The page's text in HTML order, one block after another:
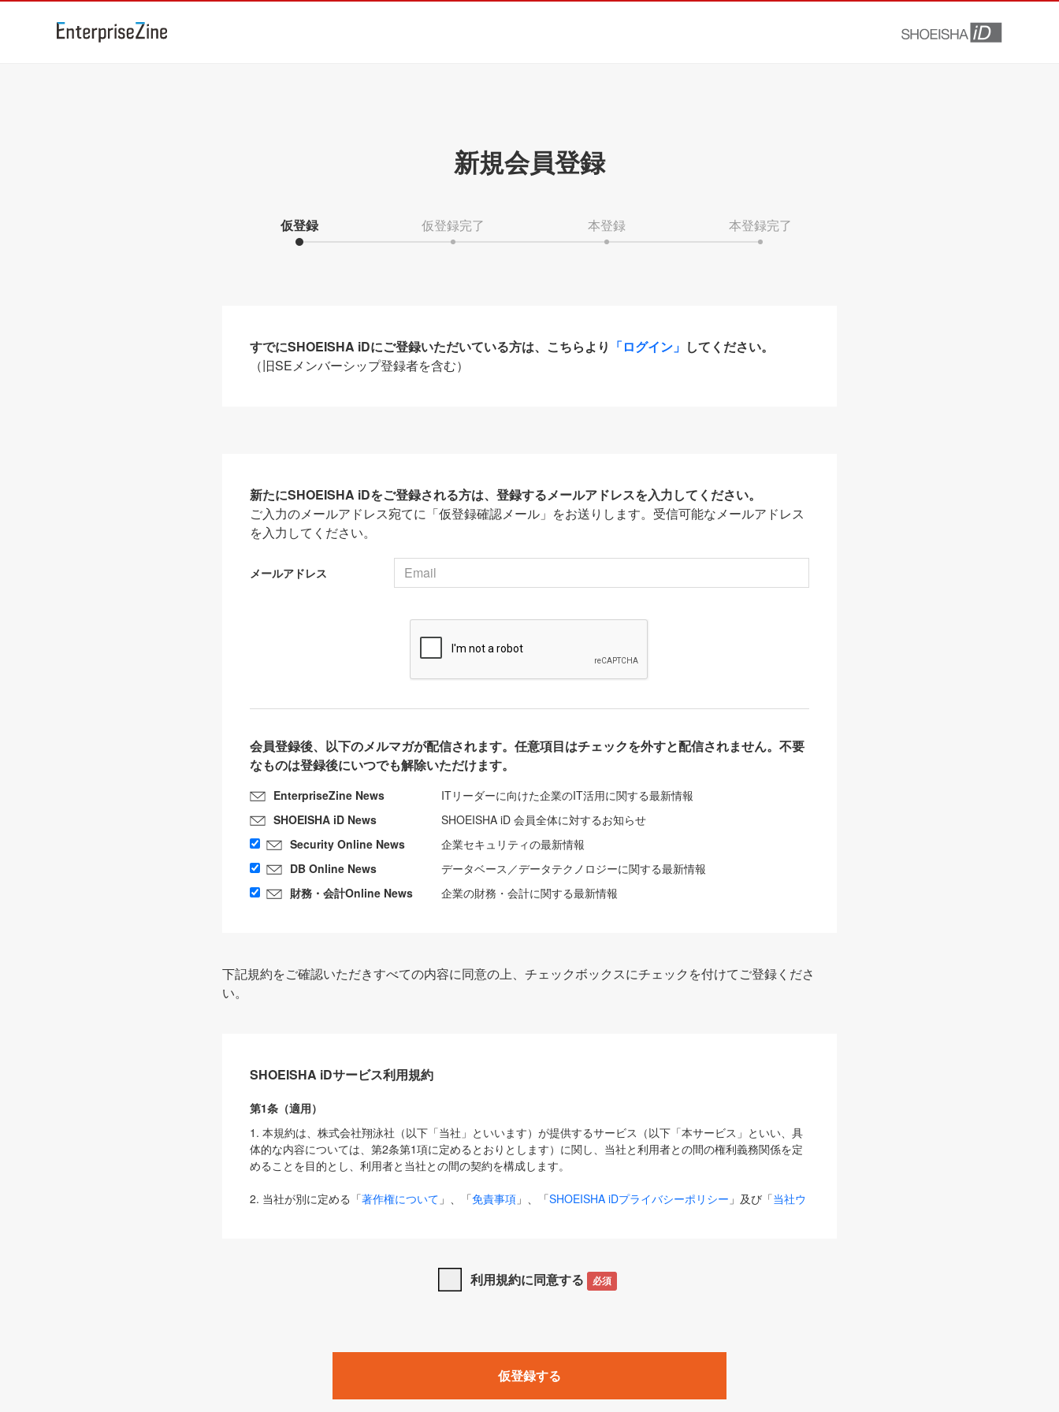
新規会員登録
仮登録 仮登録完了 本登録 本登録完了
すでにSHOEISHA iDにご登録いただいている方は、こちらより 「ログイン」 してください。
（旧SEメンバーシップ登録者を含む）
新たにSHOEISHA iDをご登録される方は、登録するメールアドレスを入力してください。
ご入力のメールアドレス宛てに「仮登録確認メール」をお送りします。受信可能なメールアドレス
を入力してください。
メールアドレス
会員登録後、以下のメルマガが配信されます。任意項目はチェックを外すと配信されません。不要
なものは登録後にいつでも解除いただけます。
EnterpriseZine News
ITリーダーに向けた企業のIT活用に関する最新情報
SHOEISHA iD News
SHOEISHA iD 会員全体に対するお知らせ
Security Online News
企業セキュリティの最新情報
DB Online News
データベース／データテクノロジーに関する最新情報
財務・会計Online News
企業の財務・会計に関する最新情報
下記規約をご確認いただきすべての内容に同意の上、チェックボックスにチェックを付けてご登録くださ
い。
SHOEISHA iDサービス利用規約
第1条（適用）
1. 本規約は、株式会社翔泳社（以下「当社」といいます）が提供するサービス（以下「本サービス」といい、具
体的な内容については、第2条第1項に定めるとおりとします）に関し、当社と利用者との間の権利義務関係を定
めることを目的とし、利用者と当社との間の契約を構成します。
2. 当社が別に定める「著作権について 」、「免責事項 」、「SHOEISHA iDプライバシーポリシー 」及び「当社ウ
は、本規約の規定が優先して適用されるものとします。
1. 「本サービス」とは、当社が提供する以下のサービス（名称や内容が変更された場合、変更後のサービスを含
みます）及びこれらサービスに関連して当社が実施するイベントやキャンペーンをいいます。
「SEBook」「SEShop」「CodeZine」「MarkeZine」「EnterpriseZine」「ECzine」「Biz/Zine」「HRzine」
利用規約に同意する 必須
仮登録する